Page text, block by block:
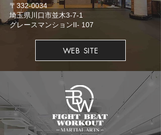
​〒332-0034
埼玉県川口市並木3-7-1
​グレースマンションII- 107
WEB SITE